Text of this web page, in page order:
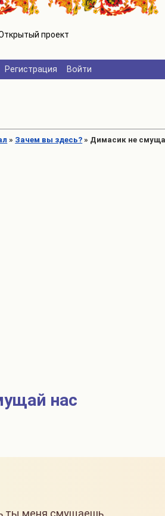
Регистрация Войти
» Зачем вы здесь? » Димасик не
нас
ты меня смущаешь